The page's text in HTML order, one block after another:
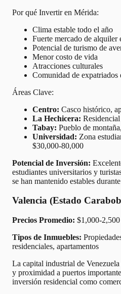
Por qué Invertir en Mérida:
Clima estable todo el año
Fuerte mercado de alquiler
Potencial de turismo de
Menor costo de vida
Atracciones culturales
Comunidad de expatriados
Áreas Clave:
Centro: Casco histórico,
La Hechicera:
Tabay: Pueblo de
Universidad: Zona
$30,000-80,000
Potencial de Inversión:
estudiantes universitarios y
se han mantenido estables
Valencia (Estado
Precios Promedio: $1,000-2,500
Tipos de Inmuebles:
residenciales, apartamentos
La capital industrial de
y proximidad a puertos
inversión residencial como